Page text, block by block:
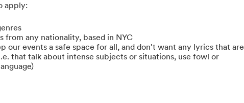
apply:
from any nationality, based in NYC
our events a safe space for all, and don't want any lyrics that are
that talk about intense subjects or situations, use fowl or